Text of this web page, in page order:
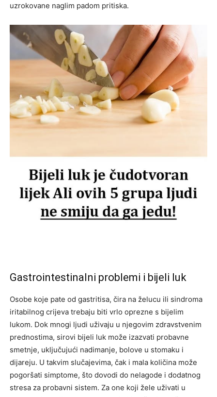
uzrokovane naglim padom pritiska.
Gastrointestinalni problemi i bijeli luk
Osobe koje pate od gastritisa, čira na želucu ili sindroma
iritabilnog crijeva trebaju biti vrlo oprezne s bijelim
lukom. Dok mnogi ljudi uživaju u njegovim zdravstvenim
prednostima, sirovi bijeli luk može izazvati probavne
smetnje, uključujući nadimanje, bolove u stomaku i
dijareju. U takvim slučajevima, čak i mala količina može
pogoršati simptome, što dovodi do nelagode i dodatnog
stresa za probavni sistem. Za one koji žele uživati u